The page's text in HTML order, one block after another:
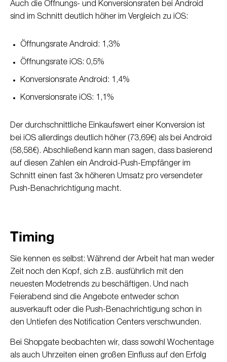
Auch die Öffnungs- und Konversionsraten bei Android
sind im Schnitt deutlich höher im Vergleich zu iOS:
Öffnungsrate Android: 1,3%
Öffnungsrate iOS: 0,5%
Konversionsrate Android: 1,4%
Konversionsrate iOS: 1,1%
Der durchschnittliche Einkaufswert einer Konversion ist
bei iOS allerdings deutlich höher (73,69€) als bei Android
(58,58€). Abschließend kann man sagen, dass basierend
auf diesen Zahlen ein Android-Push-Empfänger im
Schnitt einen fast 3x höheren Umsatz pro versendeter
Push-Benachrichtigung macht.
Timing
Sie kennen es selbst: Während der Arbeit hat man weder
Zeit noch den Kopf, sich z.B. ausführlich mit den
neuesten Modetrends zu beschäftigen. Und nach
Feierabend sind die Angebote entweder schon
ausverkauft oder die Push-Benachrichtigung schon in
den Untiefen des Notification Centers verschwunden.
Bei Shopgate beobachten wir, dass sowohl Wochentage
als auch Uhrzeiten einen großen Einfluss auf den Erfolg